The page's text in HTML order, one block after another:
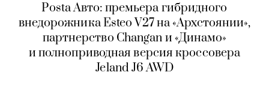
Posta Авто: премьера гибридного
внедорожника Esteo V27 на «Архстоянии»,
партнерство Changan и «Динамо»
и полноприводная версия кроссовера
Jeland J6 AWD